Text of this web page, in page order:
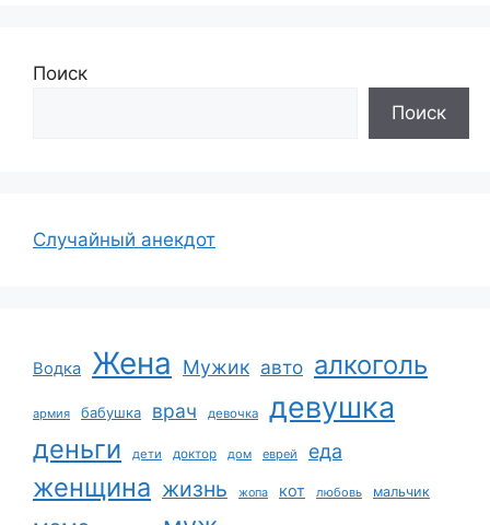
Поиск
Поиск
Случайный анекдот
Водка Жена Мужик авто алкоголь
армия бабушка врач девочка девушка
деньги дети доктор дом еврей еда
женщина жизнь жопа кот любовь мальчик